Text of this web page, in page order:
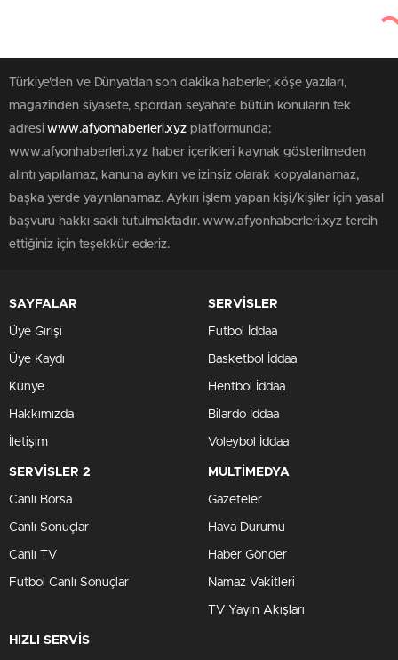
Türkiye'den ve Dünya’dan son dakika haberler, köşe yazıları,
magazinden siyasete, spordan seyahate bütün konuların tek
adresiwww.afyonhaberleri.xyz platformunda;
www.afyonhaberleri.xyz haber içerikleri kaynak gösterilmeden
alıntı yapılamaz, kanuna aykırı ve izinsiz olarak kopyalanamaz,
başka yerde yayınlanamaz. Aykırı işlem yapan kişi/kişiler için yasal
başvuru hakkı saklı tutulmaktadır. www.afyonhaberleri.xyz tercih
ettiğiniz için teşekkür ederiz.
SAYFALAR
Üye Girişi
Üye Kaydı
Künye
Hakkımızda
İletişim
SERVİSLER
Futbol İddaa
Basketbol İddaa
Hentbol İddaa
Bilardo İddaa
Voleybol İddaa
SERVİSLER 2
Canlı Borsa
Canlı Sonuçlar
Canlı TV
Futbol Canlı Sonuçlar
MULTİMEDYA
Gazeteler
Hava Durumu
Haber Gönder
Namaz Vakitleri
TV Yayın Akışları
HIZLI SERVİS